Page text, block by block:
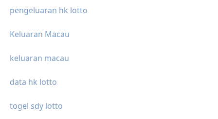
pengeluaran hk lotto
Keluaran Macau
keluaran macau
data hk lotto
togel sdy lotto